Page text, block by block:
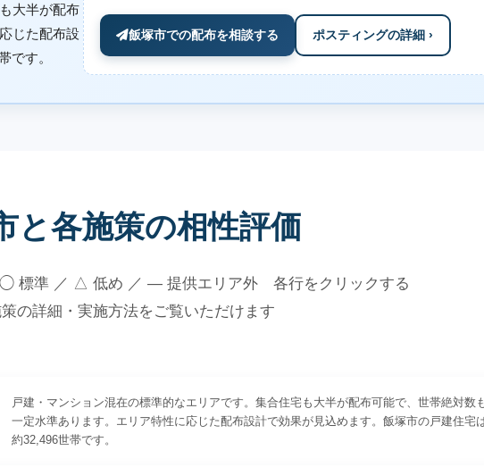
大半が配布
じた配布設
です。
飯塚市での配布を相談する ポスティングの詳細 ›
と各施策の相性評価
標準 ／ △ 低め ／ — 提供エリア外 各行をクリックする
の詳細・実施方法をご覧いただけます
戸建・マンション混在の標準的なエリアです。集合住宅も大半が配布可能で、世帯絶対数
一定水準あります。エリア特性に応じた配布設計で効果が見込めます。飯塚市の戸建住宅
約32,496世帯です。